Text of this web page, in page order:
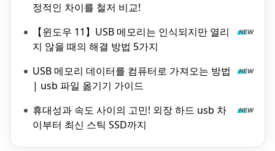
정적인 차이를 철저 비교!
【윈도우 11】USB 메모리는 인식되지만 열리
지 않을 때의 해결 방법 5가지
USB 메모리 데이터를 컴퓨터로 가져오는 방법
| usb 파일 옮기기 가이드
휴대성과 속도 사이의 고민! 외장 하드 usb 차
이부터 최신 스틱 SSD까지